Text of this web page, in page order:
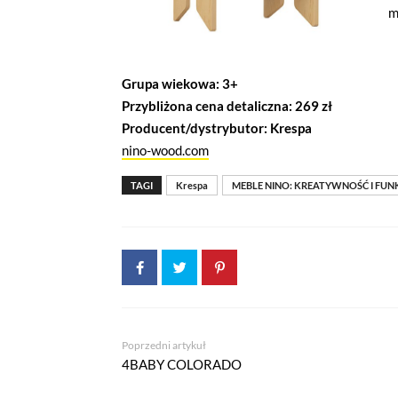
Grupa wiekowa: 3+
Przybliżona cena detaliczna: 269 zł
Producent/dystrybutor: Krespa
nino-wood.com
TAGI Krespa MEBLE NINO: KREATYWNOŚĆ I
Poprzedni artykuł
4BABY COLORADO